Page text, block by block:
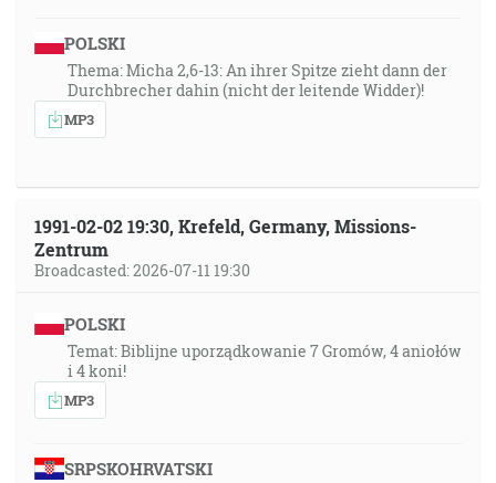
POLSKI
Thema: Micha 2,6-13: An ihrer Spitze zieht dann der
Durchbrecher dahin (nicht der leitende Widder)!
MP3
1991-02-02 19:30, Krefeld, Germany, Missions-
Zentrum
Broadcasted: 2026-07-11 19:30
POLSKI
Temat: Biblijne uporządkowanie 7 Gromów, 4 aniołów
i 4 koni!
MP3
SRPSKOHRVATSKI